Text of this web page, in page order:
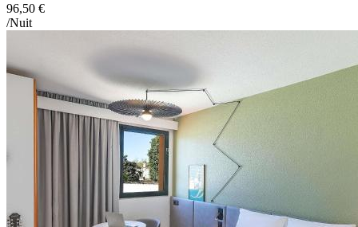
96,50 €
/Nuit